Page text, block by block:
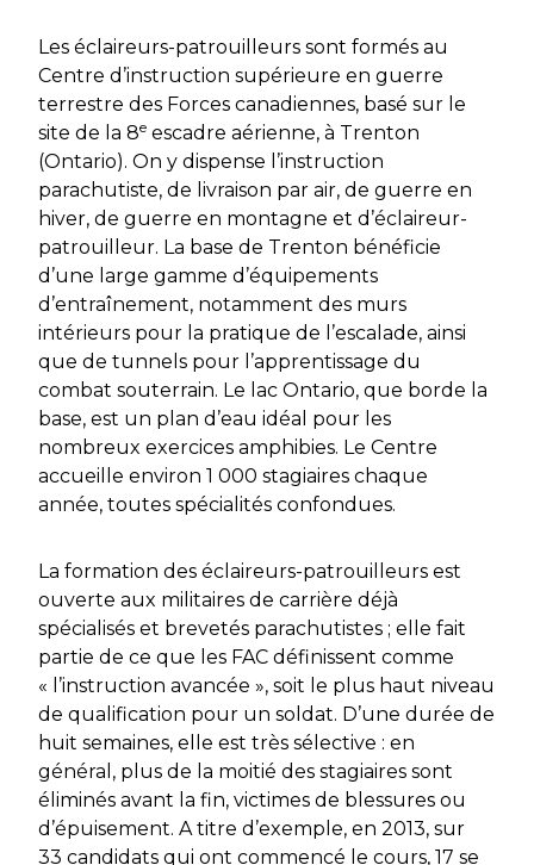
Les éclaireurs-patrouilleurs sont formés au
Centre d’instruction supérieure en guerre
terrestre des Forces canadiennes, basé sur le
site de la 8e escadre aérienne, à Trenton
(Ontario). On y dispense l’instruction
parachutiste, de livraison par air, de guerre en
hiver, de guerre en montagne et d’éclaireur-
patrouilleur. La base de Trenton bénéficie
d’une large gamme d’équipements
d’entraînement, notamment des murs
intérieurs pour la pratique de l’escalade, ainsi
que de tunnels pour l’apprentissage du
combat souterrain. Le lac Ontario, que borde la
base, est un plan d’eau idéal pour les
nombreux exercices amphibies. Le Centre
accueille environ 1 000 stagiaires chaque
année, toutes spécialités confondues.
La formation des éclaireurs-patrouilleurs est
ouverte aux militaires de carrière déjà
spécialisés et brevetés parachutistes ; elle fait
partie de ce que les FAC définissent comme
« l’instruction avancée », soit le plus haut niveau
de qualification pour un soldat. D’une durée de
huit semaines, elle est très sélective : en
général, plus de la moitié des stagiaires sont
éliminés avant la fin, victimes de blessures ou
d’épuisement. A titre d’exemple, en 2013, sur
33 candidats qui ont commencé le cours, 17 se